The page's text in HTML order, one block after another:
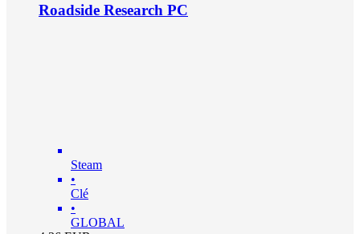
Roadside Research PC
Steam
•
Clé
•
GLOBAL